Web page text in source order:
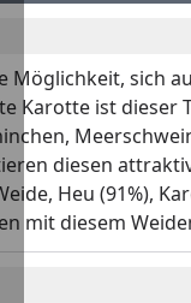
Karotte ist
diesen
Heu (91%),
mit diesem